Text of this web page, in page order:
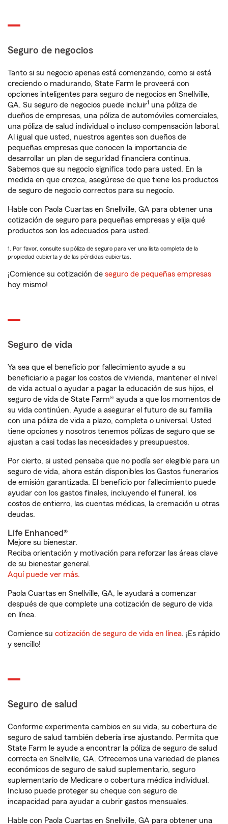
Seguro de negocios
Tanto si su negocio apenas está comenzando, como si está
creciendo o madurando, State Farm le proveerá con
opciones inteligentes para seguro de negocios en Snellville,
GA. Su seguro de negocios puede incluir1 una póliza de
dueños de empresas, una póliza de automóviles comerciales,
una póliza de salud individual o incluso compensación laboral.
Al igual que usted, nuestros agentes son dueños de
pequeñas empresas que conocen la importancia de
desarrollar un plan de seguridad financiera continua.
Sabemos que su negocio significa todo para usted. En la
medida en que crezca, asegúrese de que tiene los productos
de seguro de negocio correctos para su negocio.
Hable con Paola Cuartas en Snellville, GA para obtener una
cotización de seguro para pequeñas empresas y elija qué
productos son los adecuados para usted.
1. Por favor, consulte su póliza de seguro para ver una lista completa de la
propiedad cubierta y de las pérdidas cubiertas.
¡Comience su cotización de seguro de pequeñas empresas
hoy mismo!
Seguro de vida
Ya sea que el beneficio por fallecimiento ayude a su
beneficiario a pagar los costos de vivienda, mantener el nivel
de vida actual o ayudar a pagar la educación de sus hijos, el
seguro de vida de State Farm® ayuda a que los momentos de
su vida continúen. Ayude a asegurar el futuro de su familia
con una póliza de vida a plazo, completa o universal. Usted
tiene opciones y nosotros tenemos pólizas de seguro que se
ajustan a casi todas las necesidades y presupuestos.
Por cierto, si usted pensaba que no podía ser elegible para un
seguro de vida, ahora están disponibles los Gastos funerarios
de emisión garantizada. El beneficio por fallecimiento puede
ayudar con los gastos finales, incluyendo el funeral, los
costos de entierro, las cuentas médicas, la cremación u otras
deudas.
Life Enhanced®
Mejore su bienestar.
Reciba orientación y motivación para reforzar las áreas clave
de su bienestar general.
Aquí puede ver más.
Paola Cuartas en Snellville, GA, le ayudará a comenzar
después de que complete una cotización de seguro de vida
en línea.
Comience su cotización de seguro de vida en línea. ¡Es rápido
y sencillo!
Seguro de salud
Conforme experimenta cambios en su vida, su cobertura de
seguro de salud también debería irse ajustando. Permita que
State Farm le ayude a encontrar la póliza de seguro de salud
correcta en Snellville, GA. Ofrecemos una variedad de planes
económicos de seguro de salud suplementario, seguro
suplementario de Medicare o cobertura médica individual.
Incluso puede proteger su cheque con seguro de
incapacidad para ayudar a cubrir gastos mensuales.
Hable con Paola Cuartas en Snellville, GA para obtener una